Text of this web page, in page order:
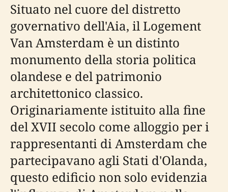
Situato nel cuore del distretto
governativo dell'Aia, il Logement
Van Amsterdam è un distinto
monumento della storia politica
olandese e del patrimonio
architettonico classico.
Originariamente istituito alla fine
del XVII secolo come alloggio per i
rappresentanti di Amsterdam che
partecipavano agli Stati d'Olanda,
questo edificio non solo evidenzia